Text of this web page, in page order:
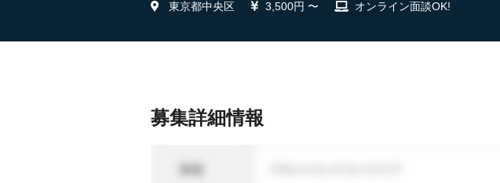
東京都中央区 3,500円 〜 オンライン面談OK!
募集詳細情報